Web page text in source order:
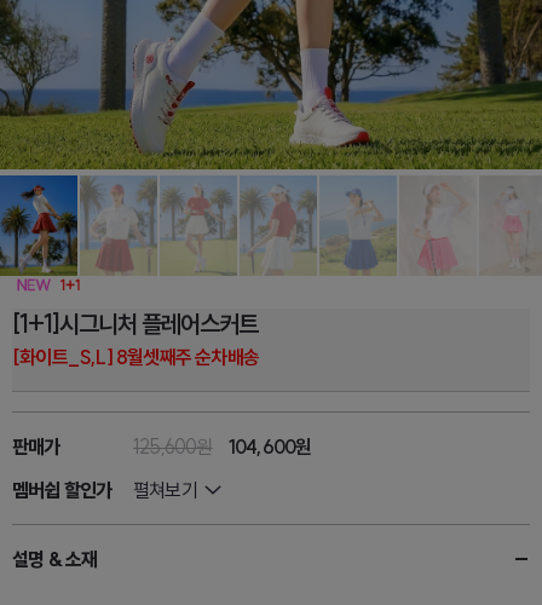
[1+1]시그니처 플레어스커트
[화이트_S,L] 8월셋째주 순차배송
판매가 125,600원
104,600원
멤버쉽 할인가
펼쳐보기
설명 & 소재